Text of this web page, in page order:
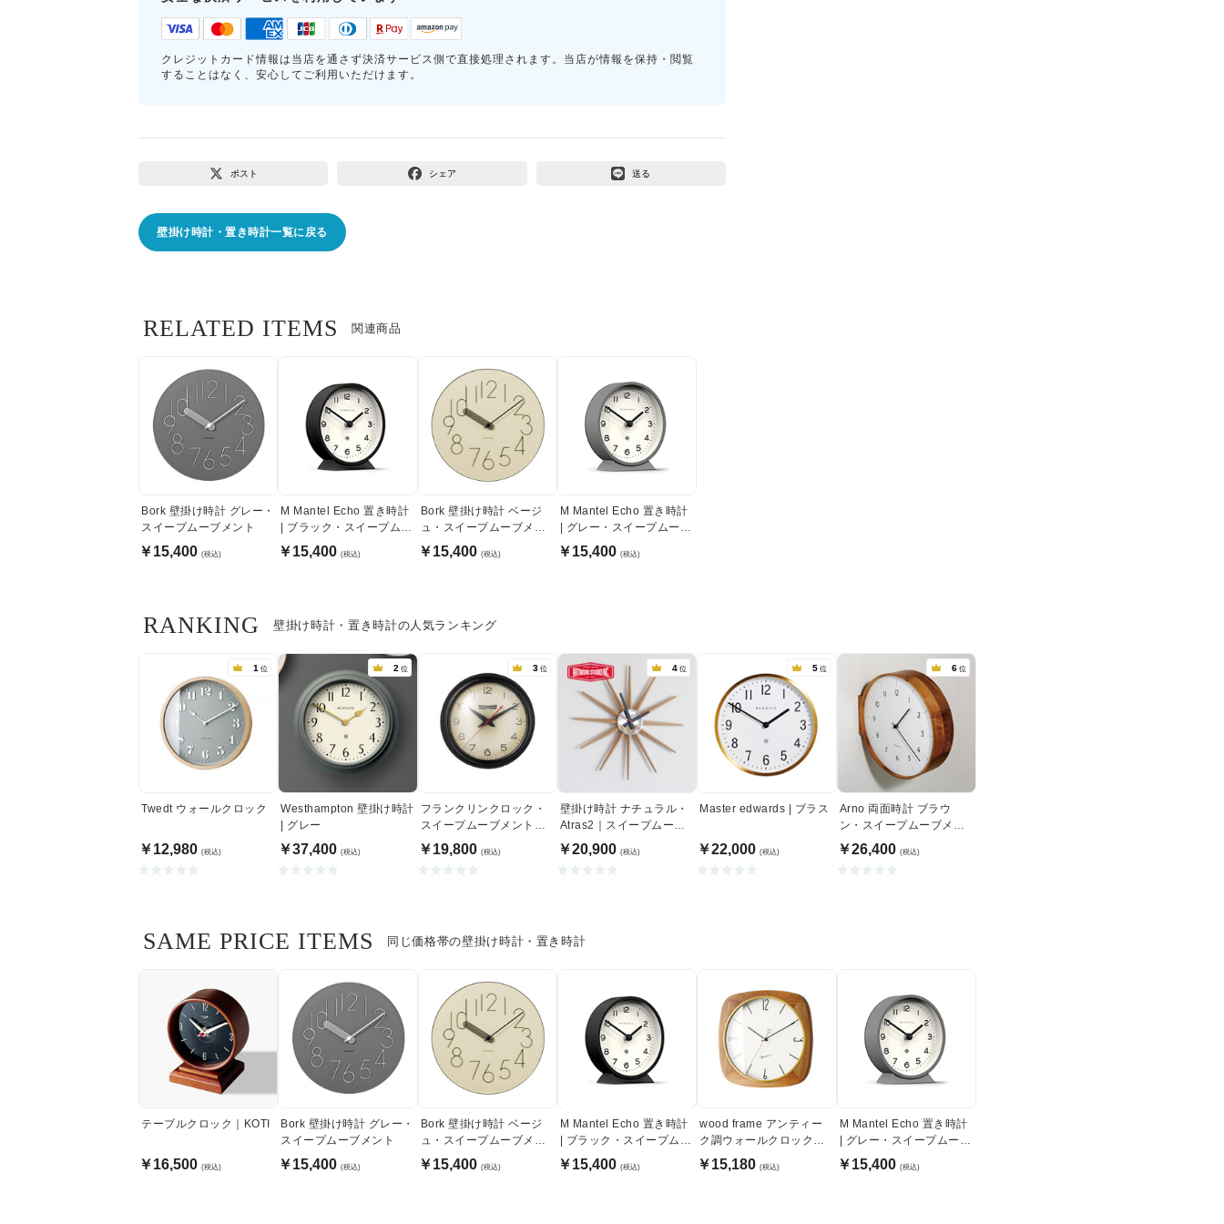
クレジットカード情報は当店を通さず決済サービス側で直接処理されます。当店が情報を保持・閲覧
することはなく、安心してご利用いただけます。
ポスト シェア 送る
壁掛け時計・置き時計一覧に戻る
関連商品
RELATED ITEMS
Bork 壁掛け時計 グレー・
スイープムーブメント
￥15,400 (税込)
M Mantel Echo 置き時計
| ブラック・スイープムー
ブメント式
￥15,400 (税込)
Bork 壁掛け時計 ベージ
ュ・スイープムーブメン
ト
￥15,400 (税込)
M Mantel Echo 置き時計
| グレー・スイープムーブ
メント式
￥15,400 (税込)
壁掛け時計・置き時計の人気ランキング
RANKING
1 位
Twedt ウォールクロック
￥12,980 (税込)
2 位
Westhampton 壁掛け時計
| グレー
￥37,400 (税込)
3 位
フランクリンクロック・
スイープムーブメント式
ブラックヴィンテージ
￥19,800 (税込)
4 位
壁掛け時計 ナチュラル・
Atras2｜スイープムーブ
メント
￥20,900 (税込)
5 位
Master edwards | ブラス
￥22,000 (税込)
6 位
Arno 両面時計 ブラウ
ン・スイープムーブメン
ト
￥26,400 (税込)
同じ価格帯の壁掛け時計・置き時計
SAME PRICE ITEMS
テーブルクロック｜KOTI
￥16,500 (税込)
Bork 壁掛け時計 グレー・
スイープムーブメント
￥15,400 (税込)
Bork 壁掛け時計 ベージ
ュ・スイープムーブメン
ト
￥15,400 (税込)
M Mantel Echo 置き時計
| ブラック・スイープムー
ブメント式
￥15,400 (税込)
wood frame アンティー
ク調ウォールクロック・
スイープムーブメント式
￥15,180 (税込)
M Mantel Echo 置き時計
| グレー・スイープムーブ
メント式
￥15,400 (税込)